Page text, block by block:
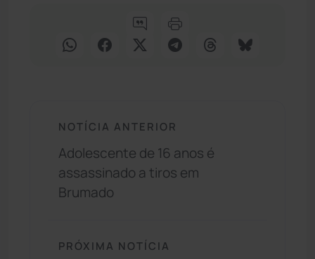
NOTÍCIA ANTERIOR
Adolescente de 16 anos é
assassinado a tiros em
Brumado
PRÓXIMA NOTÍCIA